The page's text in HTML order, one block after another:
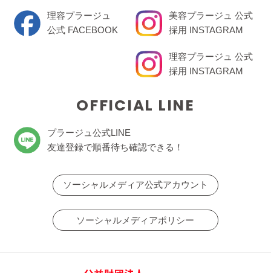
理容プラージュ
公式 FACEBOOK
美容プラージュ 公式
採用 INSTAGRAM
理容プラージュ 公式
採用 INSTAGRAM
OFFICIAL LINE
プラージュ公式LINE
友達登録で順番待ち確認できる！
ソーシャルメディア公式アカウント
ソーシャルメディアポリシー